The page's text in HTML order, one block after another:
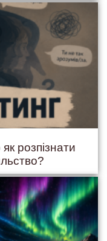
розпізнати